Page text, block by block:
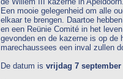
Een mooie gelegenheid om alle
elkaar te brengen. Daartoe
en een Reünie Comité in het
gevonden en de kazerne is op de
marechaussees een inval zullen
De datum is vrijdag 7 september